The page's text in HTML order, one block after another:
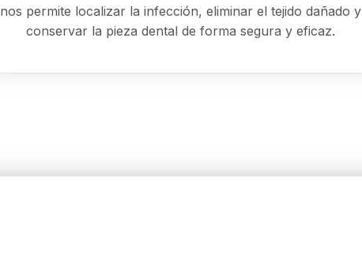
nos permite localizar la infección, eliminar el tejido dañado y
conservar la pieza dental de forma segura y eficaz.